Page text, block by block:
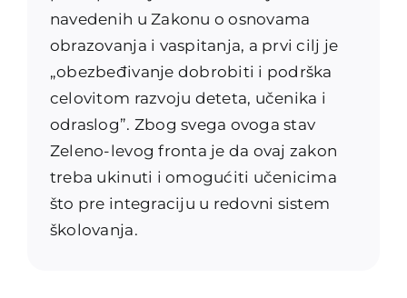
navedenih u Zakonu o osnovama
obrazovanja i vaspitanja, a prvi cilj je
„obezbeđivanje dobrobiti i podrška
celovitom razvoju deteta, učenika i
odraslog”. Zbog svega ovoga stav
Zeleno-levog fronta je da ovaj zakon
treba ukinuti i omogućiti učenicima
što pre integraciju u redovni sistem
školovanja.